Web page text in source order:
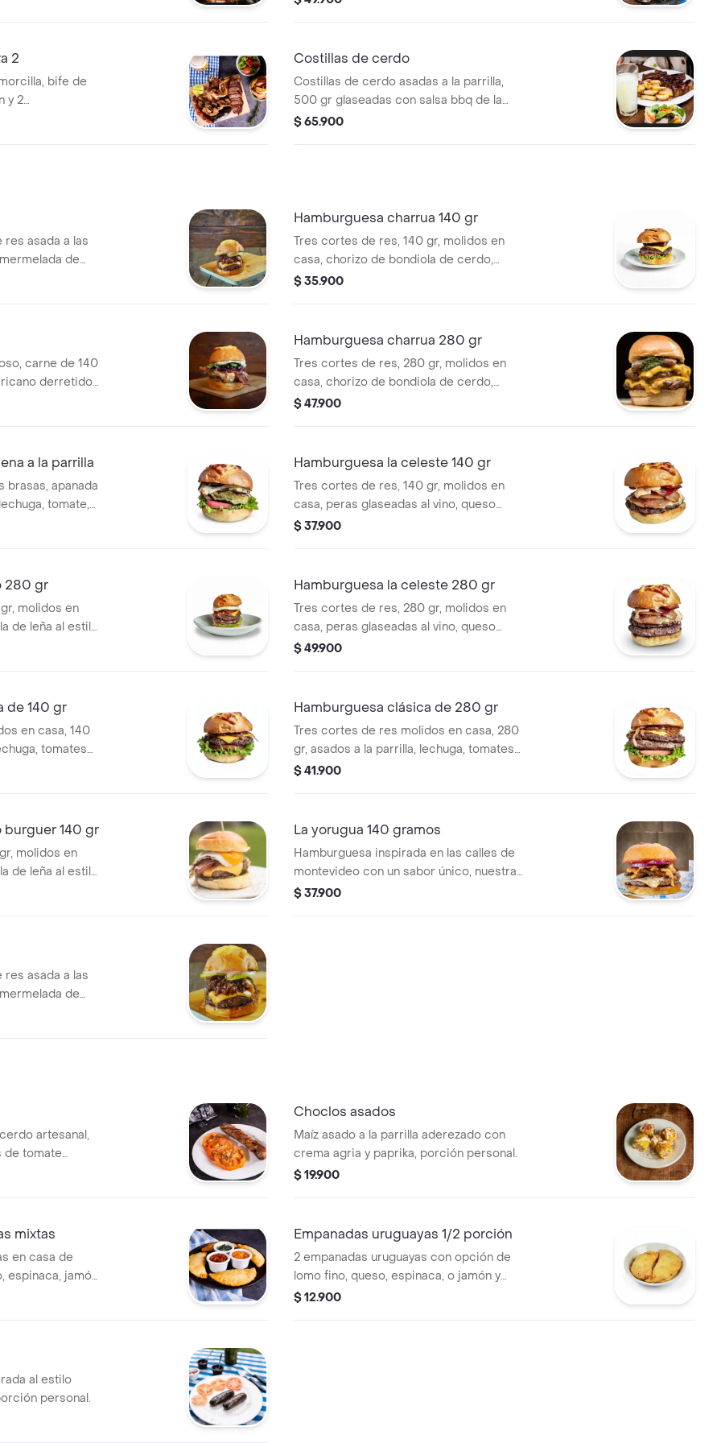
2
bife de
y 2
Costillas de cerdo
Costillas de cerdo asadas a la parrilla,
500 gr glaseadas con salsa bbq de la
casa.
$ 65.900
res asada a las
de
Hamburguesa charrua 140 gr
Tres cortes de res, 140 gr, molidos en
casa, chorizo de bondiola de cerdo,
cheddar, lechugas de temporada, tomate
$ 35.900
carne de 140
derretido,
arándanos,
rugula ,
umami
Hamburguesa charrua 280 gr
Tres cortes de res, 280 gr, molidos en
casa, chorizo de bondiola de cerdo,
cheddar, lechugas de temporada, tomate
$ 47.900
a la parrilla
brasas, apanada
tomate,
Hamburguesa la celeste 140 gr
Tres cortes de res, 140 gr, molidos en
casa, peras glaseadas al vino, queso
paipa, tocineta, mayonesa de pimentones,
$ 37.900
280 gr
molidos en
de leña al estilo
Hamburguesa la celeste 280 gr
Tres cortes de res, 280 gr, molidos en
casa, peras glaseadas al vino, queso
paipa, tocineta, mayonesa de pimentones,
$ 49.900
de 140 gr
en casa, 140
tomates
Hamburguesa clásica de 280 gr
Tres cortes de res molidos en casa, 280
gr, asados a la parrilla, lechuga, tomates
frescos, cebolla grillada y queso cheddar
$ 41.900
burguer 140 gr
molidos en
de leña al estilo
La yorugua 140 gramos
Hamburguesa inspirada en las calles de
montevideo con un sabor único, nuestra
receta especial de carne , queso peper
$ 37.900
res asada a las
de
artesanal,
de tomate
Choclos asados
Maíz asado a la parrilla aderezado con
crema agria y paprika, porción personal.
$ 19.900
mixtas
en casa de
espinaca, jamón
Empanadas uruguayas 1/2 porción
2 empanadas uruguayas con opción de
lomo fino, queso, espinaca, o jamón y
queso.
$ 12.900
al estilo
personal.